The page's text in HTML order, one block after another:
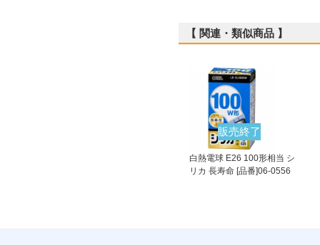
【 関連・類似商品 】
販売終了
白熱電球 E26 100形相当 シ
リカ 長寿命 [品番]06-0556